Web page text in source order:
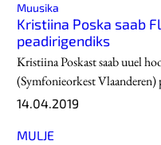
Muusika
Kristiina Poska saab
peadirigendiks
Kristiina Poskast saab uuel
(Symfonieorkest
14.04.2019
MULJE